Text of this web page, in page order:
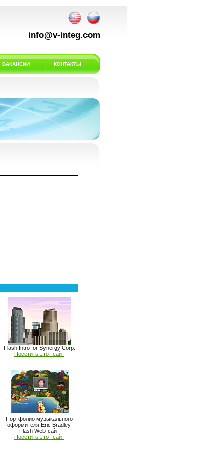
info@v-integ.com
ВАКАНСИИ КОНТАКТЫ
Flash Intro for Synergy Corp.
Посетить этот сайт
Портфолио музыкального
оформителя Eric Bradley.
Flash Web-сайт
Посетить этот сайт